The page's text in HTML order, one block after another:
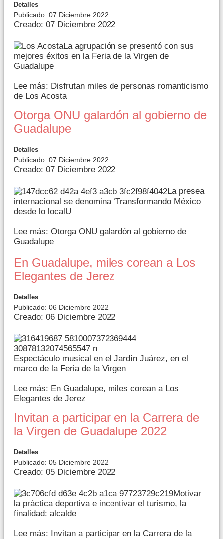
Detalles
Publicado: 07 Diciembre 2022
Creado: 07 Diciembre 2022
La agrupación se presentó con sus
mejores éxitos en la Feria de la Virgen de
Guadalupe
Lee más: Disfrutan miles de personas romanticismo
de Los Acosta
Otorga ONU galardón al gobierno de
Guadalupe
Detalles
Publicado: 07 Diciembre 2022
Creado: 07 Diciembre 2022
La presea
internacional se denomina ‘Transformando México
desde lo localU
Lee más: Otorga ONU galardón al gobierno de
Guadalupe
En Guadalupe, miles corean a Los
Elegantes de Jerez
Detalles
Publicado: 06 Diciembre 2022
Creado: 06 Diciembre 2022
Espectáculo musical en el Jardín Juárez, en el
marco de la Feria de la Virgen
Lee más: En Guadalupe, miles corean a Los
Elegantes de Jerez
Invitan a participar en la Carrera de
la Virgen de Guadalupe 2022
Detalles
Publicado: 05 Diciembre 2022
Creado: 05 Diciembre 2022
Motivar
la práctica deportiva e incentivar el turismo, la
finalidad: alcalde
Lee más: Invitan a participar en la Carrera de la